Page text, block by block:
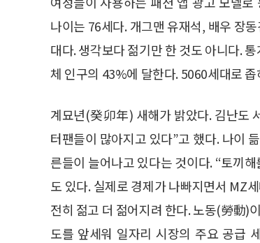
나이는 76세다. 개그맨 유재석, 배우 장
대다. 생각보다 젊기만 한 것도 아니다.
체 인구의 43%에 달한다. 5060세대로
계묘년(癸卯年) 새해가 밝았다. 김난도
터팬들이 많아지고 있다”고 했다. 나이
른들이 늘어나고 있다는 것이다. “토끼
도 있다. 실제로 경제가 나빠지면서 MZ
전히 젊고 더 젊어지려 한다. 노동(勞動)
도를 앞세워 일자리 시장의 주요 공급